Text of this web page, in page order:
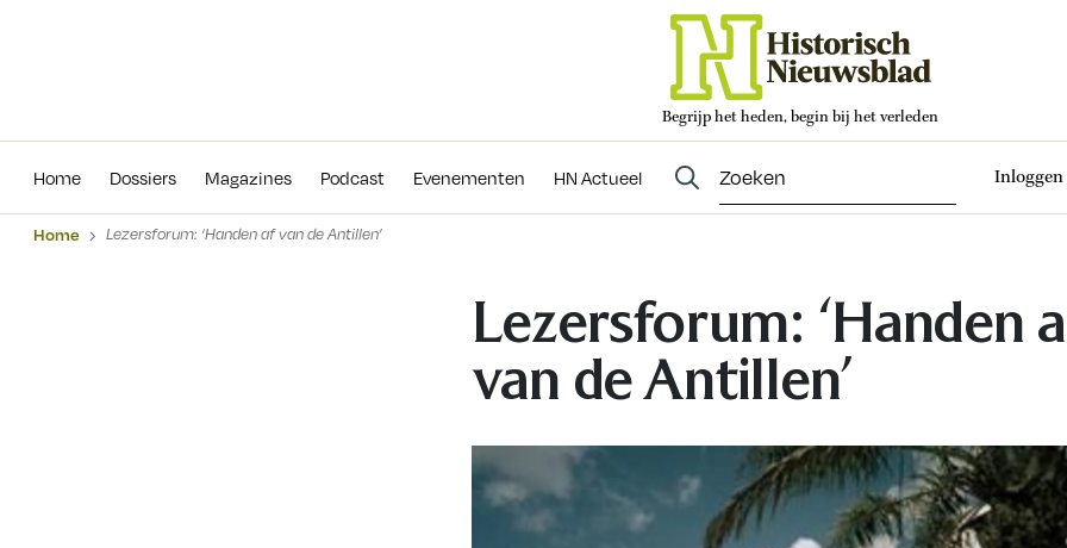
Begrijp het heden, begin bij het verleden
Home Dossiers Magazines Podcast Evenementen HN Actueel Inloggen
Evenementen
Home Lezersforum: ‘Handen af van de Antillen’
Lezersforum: ‘Handen
van de Antillen’